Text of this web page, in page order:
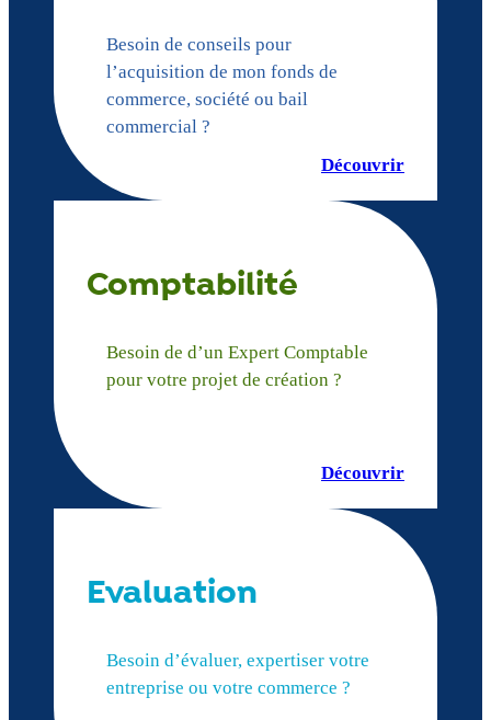
Besoin de conseils pour
l’acquisition de mon fonds de
commerce, société ou bail
commercial ?
Découvrir
Comptabilité
Besoin de d’un Expert Comptable
pour votre projet de création ?
Découvrir
Evaluation
Besoin d’évaluer, expertiser votre
entreprise ou votre commerce ?